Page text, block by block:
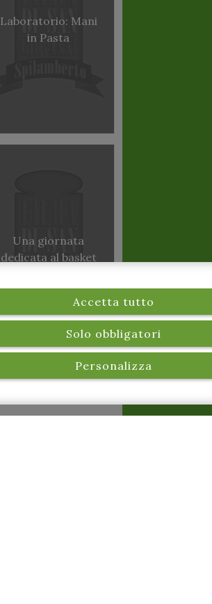
Laboratorio: Mani
in Pasta
Una giornata
dedicata al basket
Accetta tutto
Solo obbligatori
Personalizza